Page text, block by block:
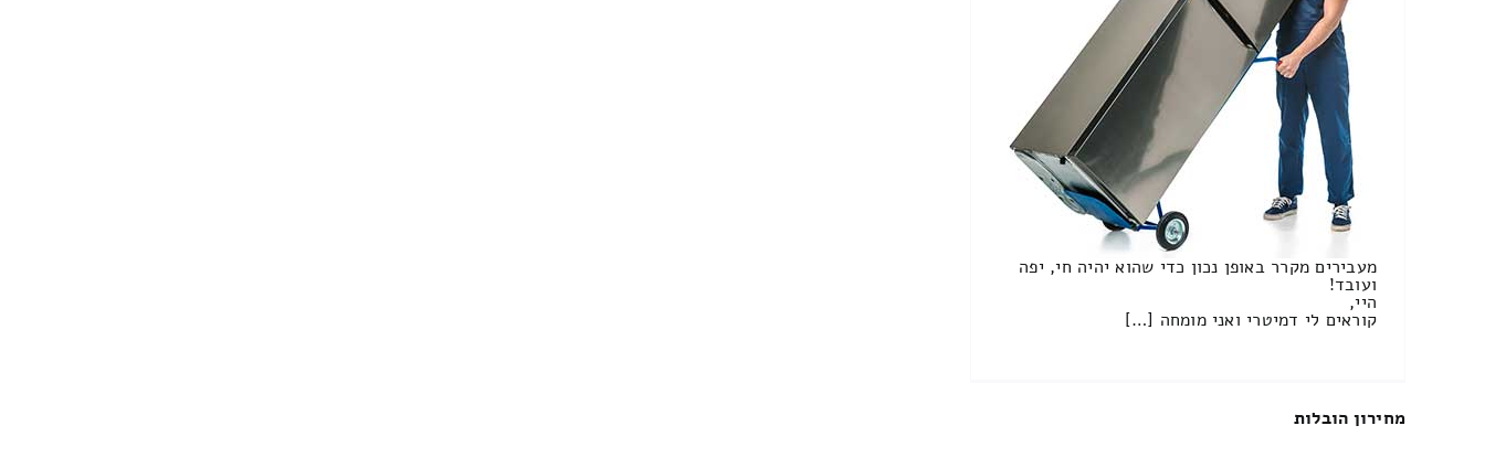
מעבירים מקרר באופן נכון כדי שהוא יהיה חי, יפה
ועובד!
היי,
קוראים לי דמיטרי ואני מומחה […]
מחירון הובלות